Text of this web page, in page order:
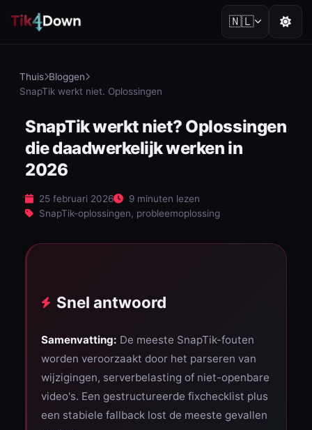
🇳🇱
Thuis Bloggen
SnapTik werkt niet. Oplossingen
SnapTik werkt niet? Oplossingen
die daadwerkelijk werken in
2026
25 februari 2026
9 minuten lezen
SnapTik-oplossingen, probleemoplossing
Snel antwoord
Samenvatting: De meeste SnapTik-fouten
worden veroorzaakt door het parseren van
wijzigingen, serverbelasting of niet-openbare
video's. Een gestructureerde fixchecklist plus
een stabiele fallback lost de meeste gevallen